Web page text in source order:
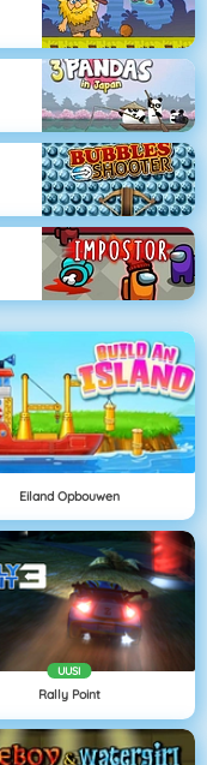
Eiland Opbouwen
UUSI
Rally Point